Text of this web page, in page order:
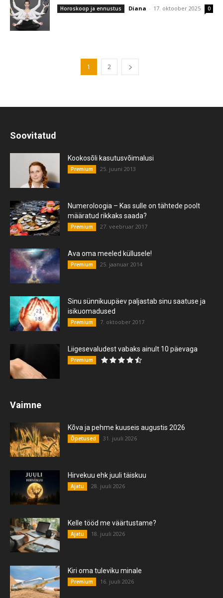
Horoskoop ja ennustus Diana - 17. oktoober 2025 0
1 2
Soovitatud
Kookosõli kasutusvõimalusi
Premium 25. juuni 2013
Numeroloogia – Kas sulle on tähtede poolt
määratud rikkaks saada?
Premium 27. veebruar 2017
Ava oma meeled küllusele!
Premium 25. jaanuar 2014
Sinu sünnikuupäev paljastab sinu saatuse ja
isikuomadused
Premium 7. oktoober 2017
Liigesevaludest vabaks ainult 10 päevaga
Premium
Vaimne
Kõva ja pehme kuuseis augustis 2026
Õpetused 31. juuli 2026
Hirvekuu ehk juuli täiskuu
Ajatu 28. juuli 2026
Kelle tööd me väärtustame?
Ajatu 18. juuli 2026
Kiri oma tuleviku minale
Premium 16. juuli 2026